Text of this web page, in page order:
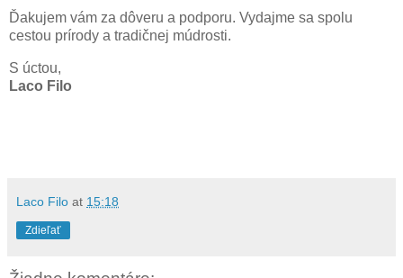
Ďakujem vám za dôveru a podporu. Vydajme sa spolu
cestou prírody a tradičnej múdrosti.
S úctou,
Laco Filo
Laco Filo at 15:18
Zdieľať